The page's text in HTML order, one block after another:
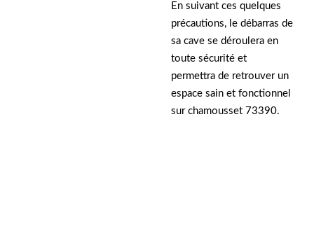
En suivant ces quelques
précautions, le débarras de
sa cave se déroulera en
toute sécurité et
permettra de retrouver un
espace sain et fonctionnel
sur chamousset 73390.